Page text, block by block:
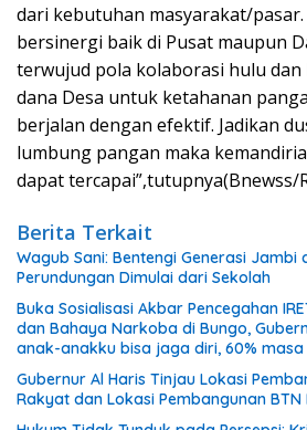
dari kebutuhan masyarakat/pasar.
bersinergi baik di Pusat maupun
terwujud pola kolaborasi hulu
dana Desa untuk ketahanan
berjalan dengan efektif. Jadikan
lumbung pangan maka
dapat tercapai”,tutupnya(Bnewss/
Berita Terkait
Wagub Sani: Bentengi Generasi Jambi
Perundungan Dimulai dari Sekolah
Buka Sosialisasi Akbar Pencegahan
dan Bahaya Narkoba di Bungo,
anak-anakku bisa jaga diri, 60%
tangan”
Gubernur Al Haris Tinjau Lokasi
Rakyat dan Lokasi Pembangunan BTN